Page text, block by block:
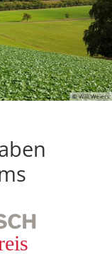
© Willi Weiers